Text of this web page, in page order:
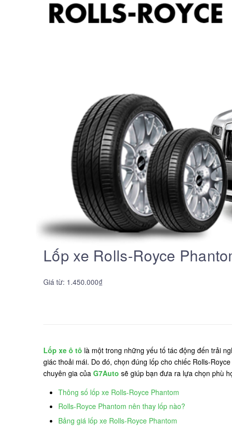
Lốp xe Rolls-Royce
Giá từ: 1.450.000₫
Lốp xe ô tô là một trong những yếu tố tác động đến trải
giác thoải mái. Do đó, chọn đúng lốp cho chiếc Rolls-
chuyên gia của G7Auto sẽ giúp bạn đưa ra lựa chọn phù
Thông số lốp xe Rolls-Royce Phantom
Rolls-Royce Phantom nên thay lốp nào?
Bảng giá lốp xe Rolls-Royce Phantom